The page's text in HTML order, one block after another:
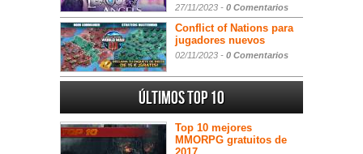
27/11/2023 - 0 Comentarios
Conflict of Nations para
jugadores nuevos
02/11/2023 - 0 Comentarios
Últimos Top 10
Top 10 mejores
MMORPG gratuitos de